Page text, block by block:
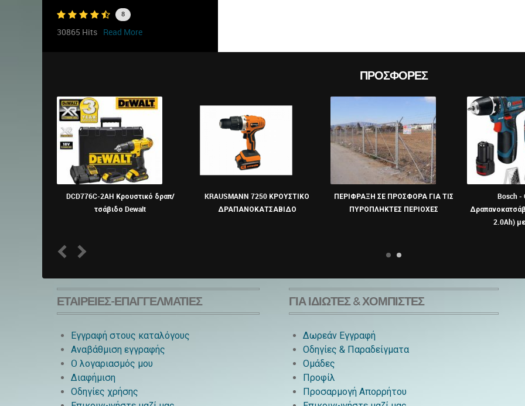
8
30865 Hits Read More
ΠΡΟΣΦΟΡΈΣ
DCD776C-2AH Κρουστικό δραπ/
τσάβιδο Dewalt
KRAUSMANN 7250 ΚΡΟΥΣΤΙΚΟ
ΔΡΑΠΑΝΟΚΑΤΣΑΒΙΔΟ
ΠΕΡΙΦΡΑΞΗ ΣΕ ΠΡΟΣΦΟΡΑ ΓΙΑ ΤΙΣ
ΠΥΡΟΠΛΗΚΤΕΣ ΠΕΡΙΟΧΕΣ
Bosch -
2.0Ah)
ΕΤΑΙΡΕΊΕΣ-ΕΠΑΓΓΕΛΜΑΤΊΕΣ
Εγγραφή στους καταλόγους
Αναβάθμιση εγγραφής
O λογαριασμός μου
Διαφήμιση
Οδηγίες χρήσης
ΓΙΑ ΙΔΙΏΤΕΣ & ΧΟΜΠΊΣΤΕΣ
Δωρεάν Εγγραφή
Οδηγίες & Παραδείγματα
Ομάδες
Προφίλ
Προσαρμογή Απορρήτου